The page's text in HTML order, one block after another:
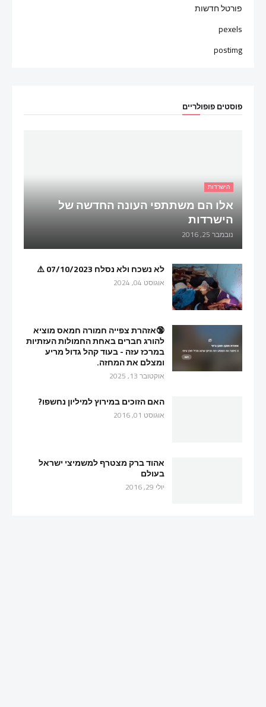
פורטל חדשות
pexels
postimg
פוסטים פופולריים
הישרדות
אלו הם משתתפי העונה החדשה של
הישרדות
נובמבר 25, 2016
לא נשכח ולא נסלח 07/10/2023 ⚠️
אוגוסט 04, 2024
🔞אזהרת צפייה חמורה חמאס מוציא
להורג חברים באחת החמולות העזתיות
במרכז עזה - בעוד קהל גדול מריע
ומצלם את המחזה.
אוקטובר 13, 2025
האם הזוכים במירוץ למיליון נחשפו?
אוגוסט 01, 2016
אהוד ברק מצטרף למשמיצי ישראל
בעולם
יולי 29, 2016